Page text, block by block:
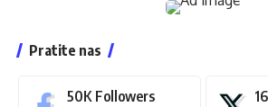
Pratite nas
50K Followers